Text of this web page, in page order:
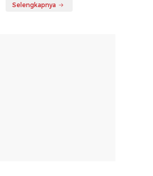
Selengkapnya